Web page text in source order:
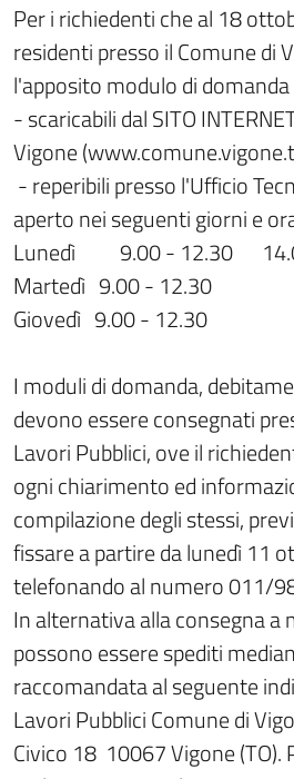
Per i richiedenti che al 18
residenti presso il Comune di
l'apposito modulo di
- scaricabili dal SITO
Vigone
- reperibili presso l'Ufficio
aperto nei seguenti giorni e
Lunedì
9.00 - 12.30
Martedì 9.00 - 12.30
Giovedì 9.00 - 12.30
I moduli di domanda,
devono essere consegnati
Lavori Pubblici, ove il
ogni chiarimento ed
compilazione degli stessi,
fissare a partire da lunedì 11
telefonando al numero 011/
In alternativa alla consegna a
possono essere spediti
raccomandata al seguente
Lavori Pubblici Comune di
Civico 18 10067 Vigone (TO).